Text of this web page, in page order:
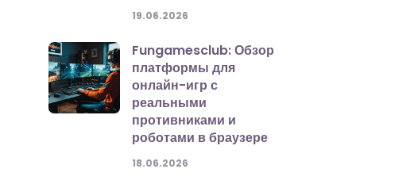
19.06.2026
Fungamesclub: Обзор
платформы для
онлайн-игр с
реальными
противниками и
роботами в браузере
18.06.2026